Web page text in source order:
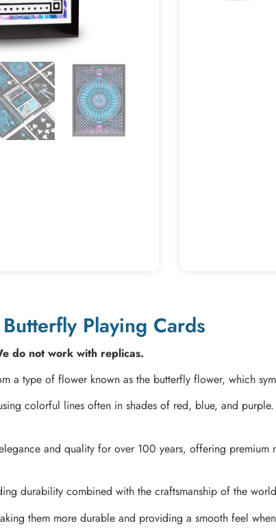
Playing Cards
do not work with replicas.
a type of flower known as the butterfly flower, which
colorful lines often in shades of red, blue, and
and quality for over 100 years, offering
durability combined with the craftsmanship of the
them more durable and providing a smooth feel